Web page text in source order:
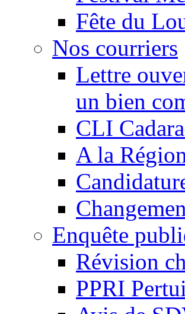
Fête du
Nos courriers
Lettre
un bien
CLI
A la
Enquête
Révision
PPRI